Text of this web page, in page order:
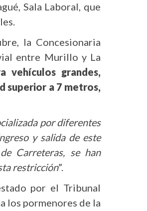
Sala Laboral, que
la Concesionaria
entre Murillo y La
vehículos grandes,
superior a 7 metros,
por diferentes
y salida de este
Carreteras, se han
restricción”.
por el Tribunal
los pormenores de la